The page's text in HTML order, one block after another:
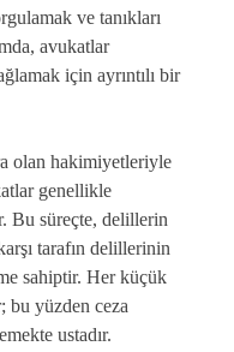
ve tanıkları
avukatlar
için ayrıntılı bir
olan hakimiyetleriyle
genellikle
Bu süreçte, delillerin
tarafın delillerinin
sahiptir. Her küçük
bu yüzden ceza
ustadır.